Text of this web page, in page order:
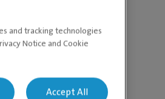
and tracking technologies
Notice and Cookie
Accept All